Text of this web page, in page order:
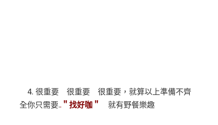
4. 很重要 很重要 很重要，就算以上準備不齊
全你只需要.
＂找好咖＂ 就有野餐樂趣